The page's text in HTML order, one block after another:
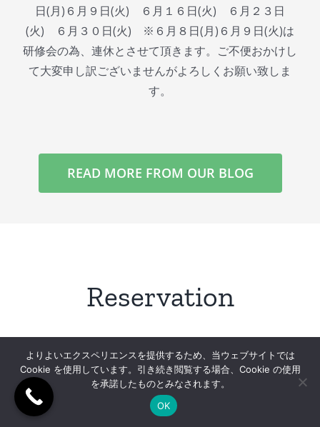
日(月)６月９日(火) ６月１６日(火) ６月２３日
(火) ６月３０日(火) ※６月８日(月)６月９日(火)は
研修会の為、連休とさせて頂きます。ご不便おかけし
て大変申し訳ございませんがよろしくお願い致しま
す。
READ MORE FROM OUR BLOG
Reservation
よりよいエクスペリエンスを提供するため、当ウェブサイトでは
Cookie を使用しています。引き続き閲覧する場合、Cookie の使用
を承諾したものとみなされます。
OK